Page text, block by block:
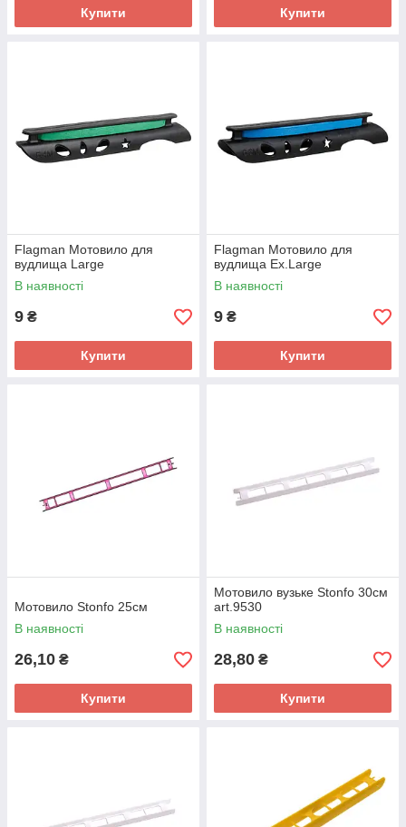
Купити Купити
Flagman Мотовило для
вудлища Large
В наявності
9 ₴
Купити
Flagman Мотовило для
вудлища Ex.Large
В наявності
9 ₴
Купити
Мотовило Stonfo 25см
В наявності
26,10 ₴
Купити
Мотовило вузьке Stonfo 30см
art.9530
В наявності
28,80 ₴
Купити